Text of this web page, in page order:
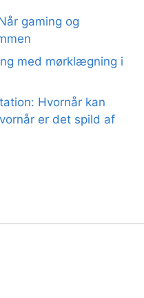
gaming og
med mørklægning i
Hvornår kan
er det spild af